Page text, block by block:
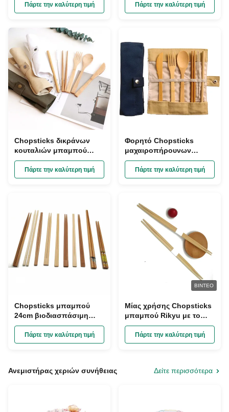
ξύλινο, βιοδιασπάσιμα
ξύλινα μαχαιροπήρουνα
Πάρτε την καλύτερη τιμή
μπαμπού καθορισμένα
τη συσκευασία τσαντών
Πάρτε την καλύτερη τιμή
Chopsticks δικράνων
κουταλιών μπαμπού
ταξιδιού Flatware
μαχαιροπήρουνα
εργαλείων που τίθενται
Πάρτε την καλύτερη τιμή
Φορητό Chopsticks
μαχαιροπήρουνων
ταξιδιού μπαμπού
καθορισμένο άχυρο
κουταλιών συσκευασία
Πάρτε την καλύτερη τιμή
Chopsticks μπαμπού
24cm βιοδιασπάσιμη
επαναχρησιμοποιήσιμη
κινεζική μεμονωμένη
συσκευασία
Πάρτε την καλύτερη τιμή
ΒΊΝΤΕΟ
Μίας χρήσης Chopsticks
μπαμπού Rikyu με το
cOem περιζωμάτων
διαθέσιμο
Πάρτε την καλύτερη τιμή
Ανεμιστήρας χεριών συνήθειας Δείτε περισσότερα